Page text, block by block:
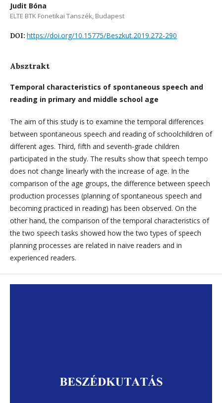
Judit Bóna
ELTE BTK Fonetikai Tanszék, Budapest
DOI: https://doi.org/10.15775/Beszkut.2019.272-290
Absztrakt
Temporal characteristics of spontaneous speech and
reading in primary and middle school age
The aim of this study is to examine the temporal differences
between spontaneous speech and reading of schoolchildren of
different ages. Third, fifth and seventh-grade children
participated in the study. The results show that speech tempo
does not change linearly with the increase of age. In the
comparison of the age groups, the difference between speech
production processes (planning of spontaneous speech and
becoming practiced in reading) has been observed. On the
other hand, the comparison of the temporal characteristics of
the two speech tasks showed how the two types of speech
planning processes are related in naive readers and in
experienced readers.